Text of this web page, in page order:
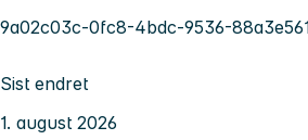
9a02c03c-0fc8-4bdc-9536-
Sist endret
1. august 2026